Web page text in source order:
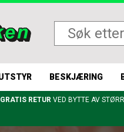
BESKJÆRING
GRATIS RETUR VED BYTTE AV